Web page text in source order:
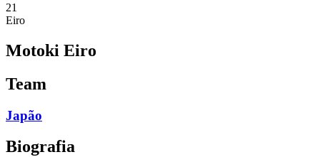
21
Eiro
Motoki Eiro
Team
Japão
Biografia